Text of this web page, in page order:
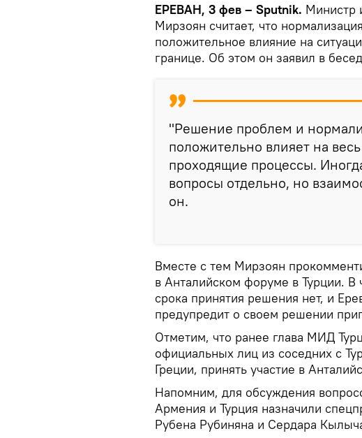
ЕРЕВАН, 3 фев – Sputnik. Министр
Мирзоян считает, что
положительное влияние на
границе. Об этом он заявил в
"Решение проблем и
положительно влияет на
проходящие процессы.
вопросы отдельно, но
он.
Вместе с тем Мирзоян
в Анталийском форуме в Турции. В
срока принятия решения нет, и
предупредит о своем решении
Отметим, что ранее глава МИД
официальных лиц из соседних с
Греции, принять участие в
Напомним, для обсуждения
Армения и Турция назначили
Рубена Рубиняна и Сердара